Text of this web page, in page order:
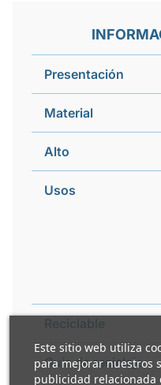
Este sitio web utiliza
para mejorar nuestros
publicidad relacionada
Presentación
Material
Alto
Usos
Guía de reciclaje